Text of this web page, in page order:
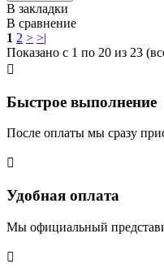
В закладки
В сравнение
1 2 > >|
Показано с 1 по 20 из 23

Быстрое выполнение
После оплаты мы сразу

Удобная оплата
Мы официальный
